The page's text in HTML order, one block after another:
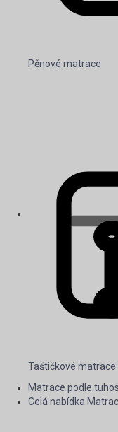
Pěnové matrace
Taštičkové matrace
Matrace podle
Celá nabídka